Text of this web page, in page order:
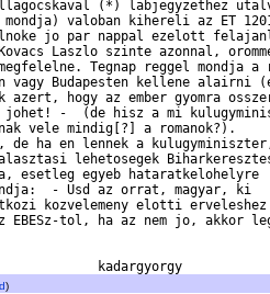
(*) labjegyzethez
mondja) valoban kihereli az ET
Laszlo szinte azonnal,
Tegnap reggel mondja
vagy Budapesten kellene alairni
azert, hogy az ember gyomra
johet! -  (de hisz a mi
vele mindig[?] a romanok?).
de ha en lennek a
lehetosegek
esetleg egyeb
- Usd az orrat, magyar, ki
kozvelemeny elotti
EBESz-tol, ha az nem jo, akkor
)